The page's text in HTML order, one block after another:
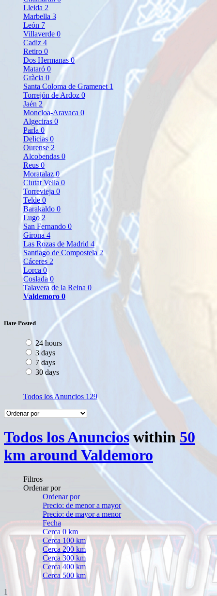
Lleida 2
Marbella 3
León 7
Villaverde 0
Cadiz 4
Retiro 0
Dos Hermanas0
Mataró 0
Gràcia 0
Santa Coloma de Gramenet 1
Torrejón de Ardoz 0
Jaén 2
Moncloa-Aravaca 0
Algeciras 0
Parla 0
Delicias 0
Ourense 2
Alcobendas 0
Reus 0
Moratalaz 0
Ciutat Vella 0
Torrevieja 0
Telde 0
Barakaldo 0
Lugo 2
San Fernando 0
Girona 4
Las Rozas de Madrid 4
Santiago de Compostela2
Cáceres 2
Lorca 0
Coslada 0
Talavera de la Reina 0
Valdemoro 0
Date Posted
24 hours
3 days
7 days
30 days
Todos los Anuncios 129
Todos los Anuncios within50
km around Valdemoro
Filtros
Ordenar por
Ordenar por
Precio: de menor a mayor
Precio: de mayor a menor
Fecha
Cerca 0 km
Cerca 100 km
Cerca 200 km
Cerca 300 km
Cerca 400 km
Cerca 500 km
1